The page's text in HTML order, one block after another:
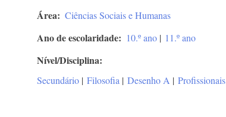
Área Ciências Sociais e Humanas
Ano de escolaridade 10.º ano | 11.º ano
Nível/Disciplina
Secundário | Filosofia | Desenho A | Profissionais